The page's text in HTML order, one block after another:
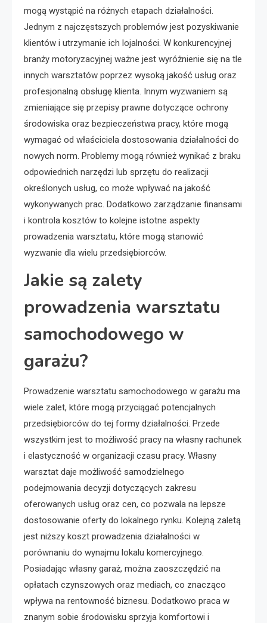
mogą wystąpić na różnych etapach działalności.
Jednym z najczęstszych problemów jest pozyskiwanie
klientów i utrzymanie ich lojalności. W konkurencyjnej
branży motoryzacyjnej ważne jest wyróżnienie się na tle
innych warsztatów poprzez wysoką jakość usług oraz
profesjonalną obsługę klienta. Innym wyzwaniem są
zmieniające się przepisy prawne dotyczące ochrony
środowiska oraz bezpieczeństwa pracy, które mogą
wymagać od właściciela dostosowania działalności do
nowych norm. Problemy mogą również wynikać z braku
odpowiednich narzędzi lub sprzętu do realizacji
określonych usług, co może wpływać na jakość
wykonywanych prac. Dodatkowo zarządzanie finansami
i kontrola kosztów to kolejne istotne aspekty
prowadzenia warsztatu, które mogą stanowić
wyzwanie dla wielu przedsiębiorców.
Jakie są zalety
prowadzenia warsztatu
samochodowego w
garażu?
Prowadzenie warsztatu samochodowego w garażu ma
wiele zalet, które mogą przyciągać potencjalnych
przedsiębiorców do tej formy działalności. Przede
wszystkim jest to możliwość pracy na własny rachunek
i elastyczność w organizacji czasu pracy. Własny
warsztat daje możliwość samodzielnego
podejmowania decyzji dotyczących zakresu
oferowanych usług oraz cen, co pozwala na lepsze
dostosowanie oferty do lokalnego rynku. Kolejną zaletą
jest niższy koszt prowadzenia działalności w
porównaniu do wynajmu lokalu komercyjnego.
Posiadając własny garaż, można zaoszczędzić na
opłatach czynszowych oraz mediach, co znacząco
wpływa na rentowność biznesu. Dodatkowo praca w
znanym sobie środowisku sprzyja komfortowi i